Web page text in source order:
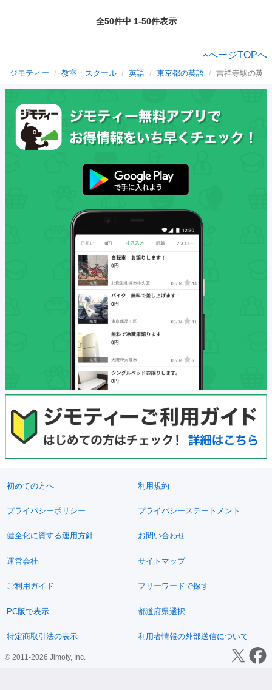
全50件中 1-50件表示
ページTOPへ
ジモティー 教室・スクール 英語 東京都の英語 吉祥寺駅の英語
初めての方へ 利用規約
プライバシーポリシー プライバシーステートメント
健全化に資する運用方針 お問い合わせ
運営会社 サイトマップ
ご利用ガイド フリーワードで探す
PC版で表示 都道府県選択
特定商取引法の表示 利用者情報の外部送信について
© 2011-2026 Jimoty, Inc.